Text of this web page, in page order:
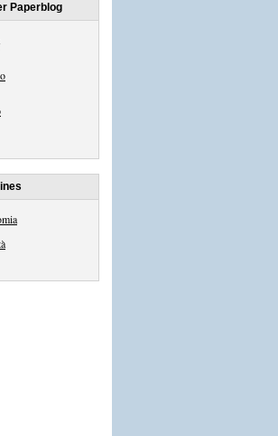
Paperblog